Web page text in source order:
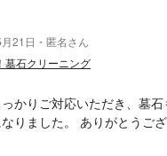
21日・匿名さん
墓石クリーニング
かりご対応いただき、墓石
りました。 ありがとうござ